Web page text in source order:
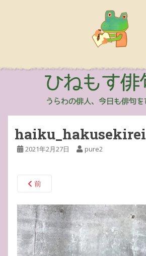
haiku_hakusekirei
2021年2月27日 pure2
前